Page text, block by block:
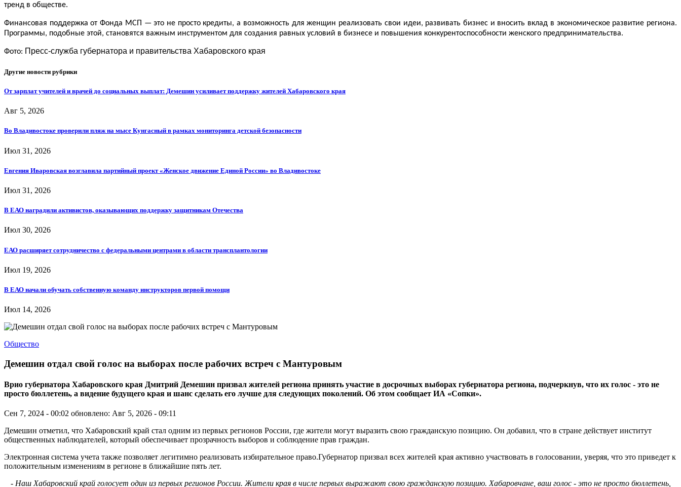
тренд в обществе.
Финансовая поддержка от Фонда МСП — это не просто кредиты, а возможность для женщин реализовать свои идеи, развивать бизнес и вносить вклад в экономическое развитие региона.
Программы, подобные этой, становятся важным инструментом для создания равных условий в бизнесе и повышения конкурентоспособности женского предпринимательства.
Фото: Пресс-служба губернатора и правительства Хабаровского края
Другие новости рубрики
От зарплат учителей и врачей до социальных выплат: Демешин усиливает поддержку жителей Хабаровского края
Авг 5, 2026
Во Владивостоке проверили пляж на мысе Кунгасный в рамках мониторинга детской безопасности
Июл 31, 2026
Евгения Иваровская возглавила партийный проект «Женское движение Единой России» во Владивостоке
Июл 31, 2026
В ЕАО наградили активистов, оказывающих поддержку защитникам Отечества
Июл 30, 2026
ЕАО расширяет сотрудничество с федеральными центрами в области трансплантологии
Июл 19, 2026
В ЕАО начали обучать собственную команду инструкторов первой помощи
Июл 14, 2026
Общество
Демешин отдал свой голос на выборах после рабочих встреч с Мантуровым
Врио губернатора Хабаровского края Дмитрий Демешин призвал жителей региона принять участие в досрочных выборах губернатора региона, подчеркнув, что их голос - это не
просто бюллетень, а видение будущего края и шанс сделать его лучше для следующих поколений. Об этом сообщает ИА «Сопки».
Сен 7, 2024 - 00:02 обновлено: Авг 5, 2026 - 09:11
Демешин отметил, что Хабаровский край стал одним из первых регионов России, где жители могут выразить свою гражданскую позицию. Он добавил, что в стране действует институт
общественных наблюдателей, который обеспечивает прозрачность выборов и соблюдение прав граждан.
Электронная система учета также позволяет легитимно реализовать избирательное право.Губернатор призвал всех жителей края активно участвовать в голосовании, уверяя, что это приведет к
положительным изменениям в регионе в ближайшие пять лет.
- Наш Хабаровский край голосует один из первых регионов России. Жители края в числе первых выражают свою гражданскую позицию. Хабаровчане, ваш голос - это не просто бюллетень,